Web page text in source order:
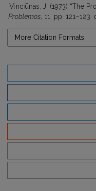
Vinciūnas, J. (1973) “The
Problemos , 11, pp. 121–123.
More Citation Formats